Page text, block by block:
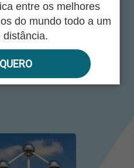
entre os melhores
do mundo todo a um
distância.
PAÍSES